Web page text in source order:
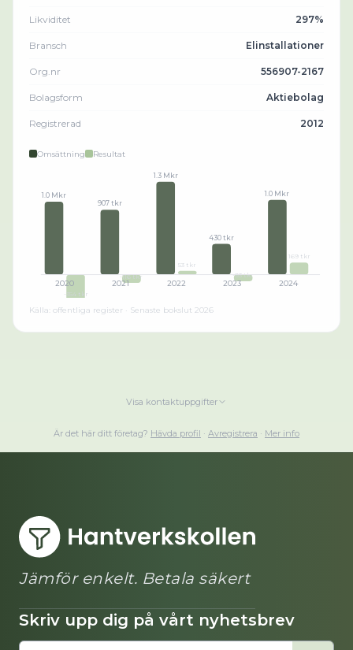
Likviditet 297%
Bransch Elinstallationer
Org.nr 556907-2167
Bolagsform Aktiebolag
Registrerad 2012
Omsättning Resultat
1.0 Mkr
-354 tkr
2020
907 tkr
-116 tkr
2021
1.3 Mkr
53 tkr
2022
430 tkr
-93 tkr
2023
1.0 Mkr
169 tkr
2024
Källa: offentliga register · Senaste bokslut 2026
Visa kontaktuppgifter
Är det här ditt företag? Hävda profil · Avregistrera · Mer info
Jämför enkelt. Betala säkert
Skriv upp dig på vårt nyhetsbrev